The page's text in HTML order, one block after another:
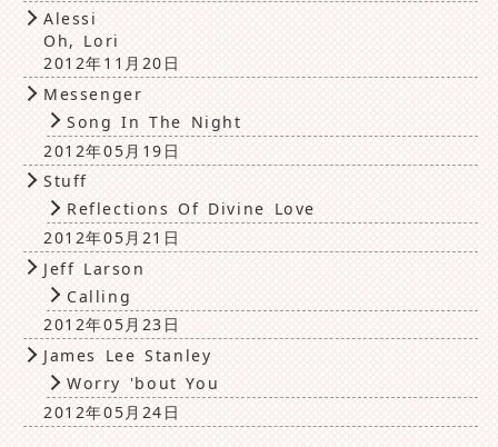
Alessi
Oh, Lori
2012年11月20日
Messenger
Song In The Night
2012年05月19日
Stuff
Reflections Of Divine Love
2012年05月21日
Jeff Larson
Calling
2012年05月23日
James Lee Stanley
Worry 'bout You
2012年05月24日